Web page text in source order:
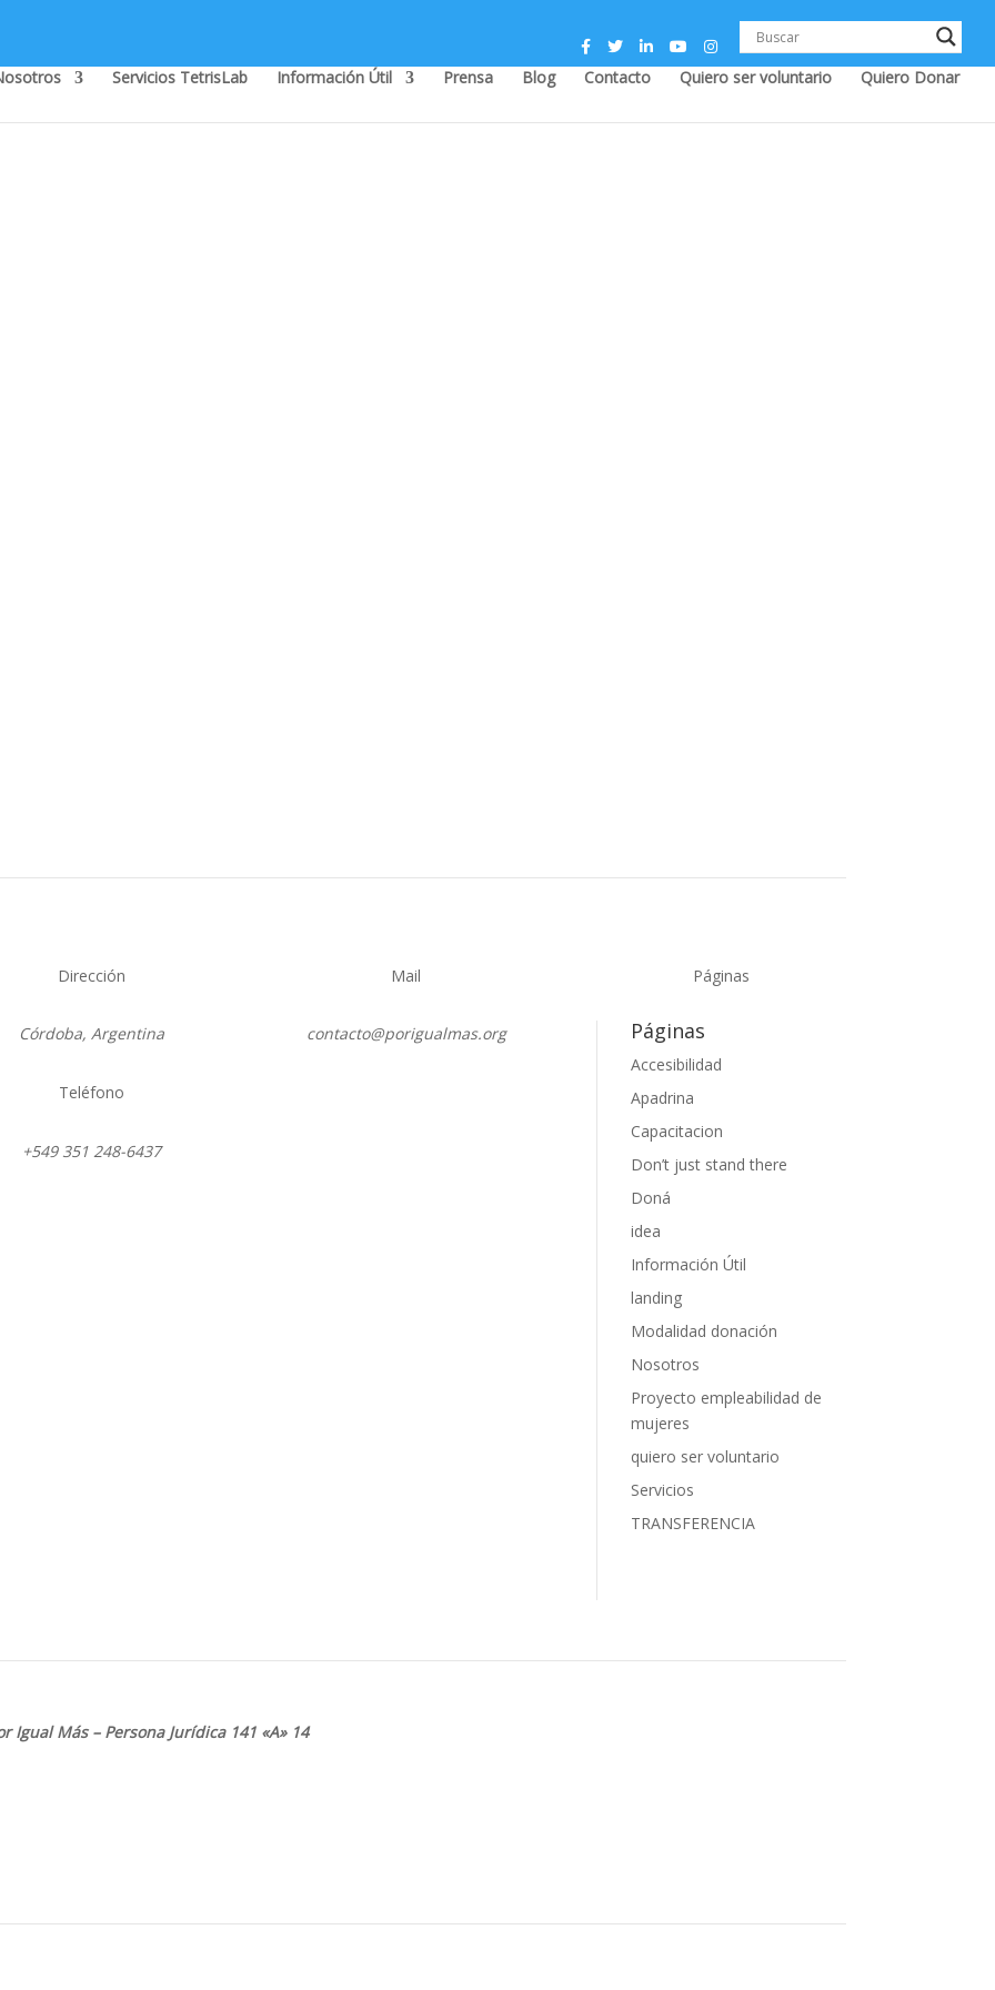
Servicios TetrisLab Información Útil Prensa Blog Contacto Quiero ser voluntario Quiero Donar
Dirección
Córdoba, Argentina
Teléfono
+549 351 248-6437
Mail
contacto@porigualmas.org
Páginas
Páginas
Accesibilidad
Apadrina
Capacitacion
Don’t just stand there
Doná
idea
Información Útil
landing
Modalidad donación
Nosotros
Proyecto empleabilidad de
mujeres
quiero ser voluntario
Servicios
TRANSFERENCIA
Igual Más – Persona Jurídica 141 «A» 14